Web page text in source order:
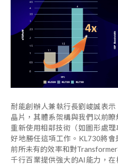
耐能創辦人兼執行長劉峻誠表
晶片，其體系架構與我們以前
重新使用相鄰技術（如圖形處
好地勝任這項工作。KL730將
前所未有的效率和對
千行百業提供強大的AI能力，